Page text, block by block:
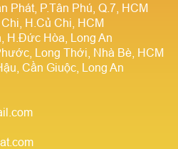
Phát, P.Tân Phú, Q.7, HCM
H.Củ Chi, HCM
H.Đức Hòa, Long An
Long Thới, Nhà Bè, HCM
Cần Giuộc, Long An